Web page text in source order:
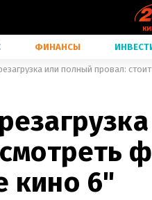
ФИНАНСЫ
или полный провал:
кино 6"